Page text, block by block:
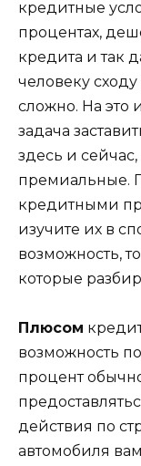
кредитные
процентах,
кредита и так
человеку
сложно. На это
задача
здесь и сейчас,
премиальные.
кредитными
изучите их в
возможность,
которые
Плюсом
возможность
процент
действия по
автомобиля